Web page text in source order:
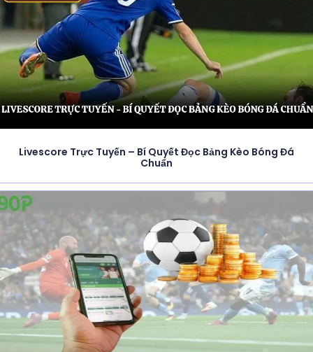
Livescore Trực Tuyến – Bí Quyết Đọc Bảng Kèo Bóng Đá
Chuẩn